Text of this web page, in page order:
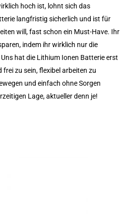
hoch ist, lohnt sich das
langfristig sicherlich und ist für
will, fast schon ein Must-Have. Ihr
indem ihr wirklich nur die
hat die Lithium Ionen Batterie erst
zu sein, flexibel arbeiten zu
und einfach ohne Sorgen
Lage, aktueller denn je!